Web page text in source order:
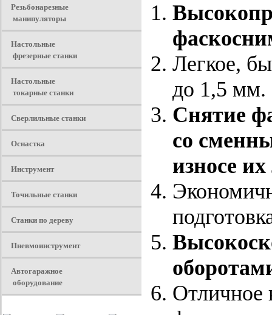
Резьбонарезные
манипуляторы
Настольные
фрезерные станки
Настольные
токарные станки
Сверлильные станки
Оснастка
Инструмент
Точильные станки
Станки по дереву
Пневмоинструмент
Автогаражное
оборудование
Легкое,
до 1,5 мм.
Снятие
со
износе
Отличное